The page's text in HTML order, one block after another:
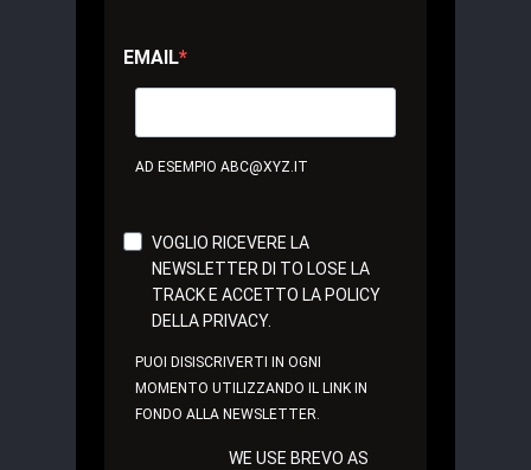
EMAIL
AD ESEMPIO ABC@XYZ.IT
VOGLIO RICEVERE LA
NEWSLETTER DI TO LOSE LA
TRACK E ACCETTO LA POLICY
DELLA PRIVACY.
PUOI DISISCRIVERTI IN OGNI
MOMENTO UTILIZZANDO IL LINK IN
FONDO ALLA NEWSLETTER.
WE USE BREVO AS